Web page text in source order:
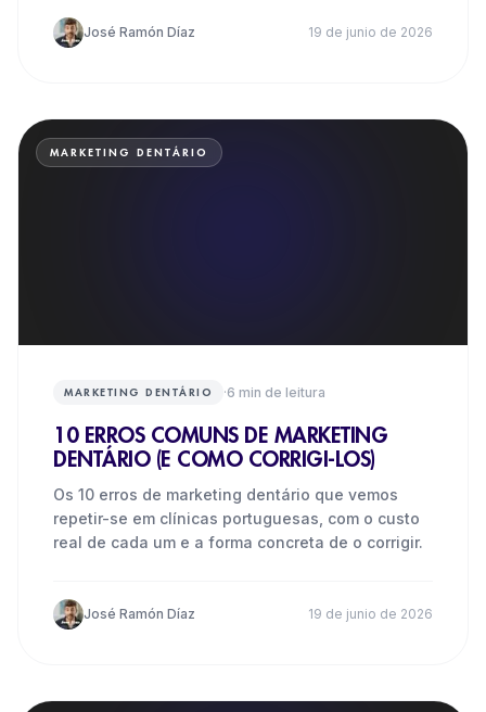
José Ramón Díaz 19 de junio de 2026
MARKETING DENTÁRIO
MARKETING DENTÁRIO ·6 min de leitura
10 ERROS COMUNS DE MARKETING
DENTÁRIO (E COMO CORRIGI-LOS)
Os 10 erros de marketing dentário que vemos
repetir-se em clínicas portuguesas, com o custo
real de cada um e a forma concreta de o corrigir.
José Ramón Díaz 19 de junio de 2026